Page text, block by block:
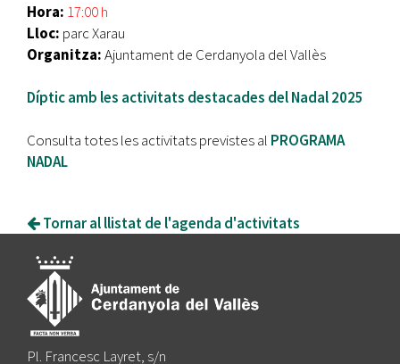
Hora: 17:00 h
Lloc: parc Xarau
Organitza:Ajuntament de Cerdanyola del Vallès
Díptic amb les activitats destacades del Nadal 2025
Consulta totes les activitats previstes al PROGRAMA
NADAL
Tornar al llistat de l'agenda d'activitats
Pl. Francesc Layret, s/n